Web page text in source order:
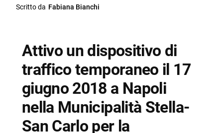
Scritto da Fabiana Bianchi
Attivo un dispositivo di
traffico temporaneo il 17
giugno 2018 a Napoli
nella Municipalità Stella-
San Carlo per la